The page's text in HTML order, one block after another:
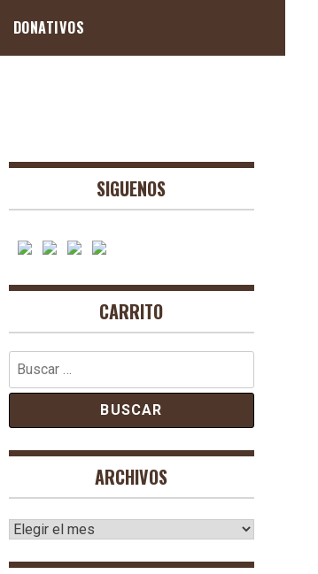
DONATIVOS
SIGUENOS
CARRITO
Buscar:
ARCHIVOS
Archivos